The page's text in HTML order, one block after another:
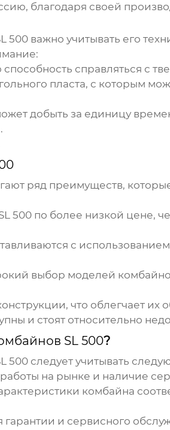
благодаря своей
500важно учитывать его
справляться с
пласта, с которым
добыть за единицу
ряд преимуществ,
500 по более низкой цене,
с
выбор моделей
что облегчает их
и стоят относительно
SL 500?
500следует учитывать
на рынке и наличие
комбайна
гарантии и сервисного